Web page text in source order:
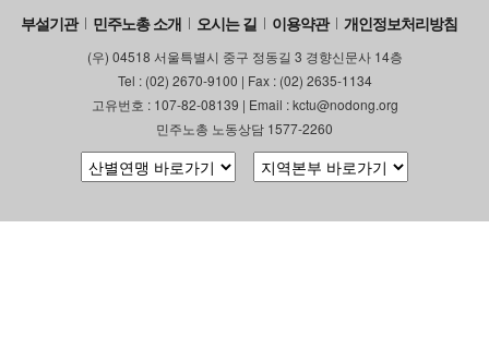
부설기관 민주노총 소개 오시는 길 이용약관 개인정보처리방침
(우) 04518 서울특별시 중구 정동길 3 경향신문사 14층
Tel : (02) 2670-9100 | Fax : (02) 2635-1134
고유번호 : 107-82-08139 | Email : kctu@nodong.org
민주노총 노동상담 1577-2260